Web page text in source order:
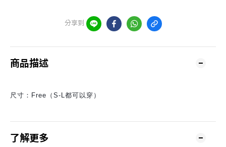
分享到
商品描述
尺寸：Free（S-L都可以穿）
了解更多